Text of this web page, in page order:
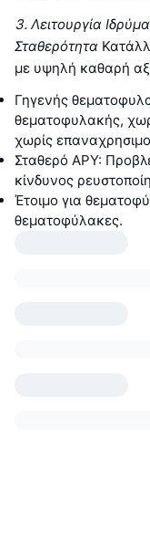
3. Λειτουργία
Σταθερότητα
με υψηλή καθαρή
Γηγενής
θεματοφυλακής,
χωρίς
Σταθερό APY:
κίνδυνος
Έτοιμο για
θεματοφύλακες.